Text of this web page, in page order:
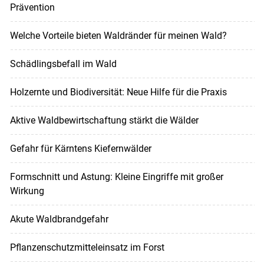
Prävention
Welche Vorteile bieten Waldränder für meinen Wald?
Schädlingsbefall im Wald
Holzernte und Biodiversität: Neue Hilfe für die Praxis
Aktive Waldbewirtschaftung stärkt die Wälder
Gefahr für Kärntens Kiefernwälder
Formschnitt und Astung: Kleine Eingriffe mit großer
Wirkung
Akute Waldbrandgefahr
Pflanzenschutzmitteleinsatz im Forst